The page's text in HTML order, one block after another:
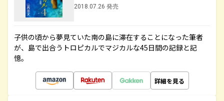
2018.07.26 発売
子供の頃から夢見ていた南の島に滞在することになった筆者
が、島で出合うトロピカルでマジカルな45日間の記録と記
憶。
詳細を見る